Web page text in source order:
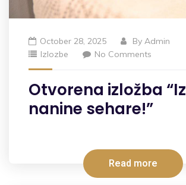
October 28, 2025 By Admin
Izlozbe
No Comments
Otvorena izložba “Iz
nanine sehare!”
Read more